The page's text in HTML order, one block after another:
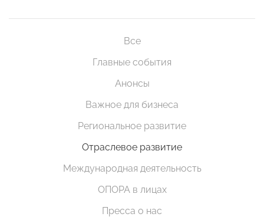
Все
Главные события
Анонсы
Важное для бизнеса
Региональное развитие
Отраслевое развитие
Международная деятельность
ОПОРА в лицах
Пресса о нас